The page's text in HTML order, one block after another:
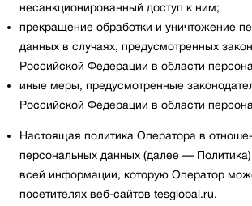
несанкционированный доступ к ним;
прекращение обработки и уничтожение
данных в случаях, предусмотренных
Российской Федерации в области
иные меры, предусмотренные
Российской Федерации в области
Настоящая политика Оператора в
персональных данных (далее —
всей информации, которую Оператор
посетителях веб-сайтов tesglobal.ru.